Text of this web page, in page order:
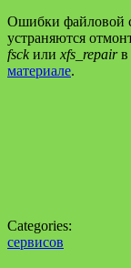
Ошибки файловой
устраняются
fsckили xfs_repairв
материале.
Categories:
сервисов